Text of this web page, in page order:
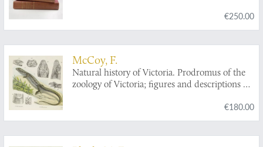
France. Supplément. Avec 7 figures dans le
texte. [Complete].
€250.00
McCoy, F.
Natural history of Victoria. Prodromus of the
zoology of Victoria; figures and descriptions of
indigenous animals. Decade XX. [Complete
Decade].
€180.00